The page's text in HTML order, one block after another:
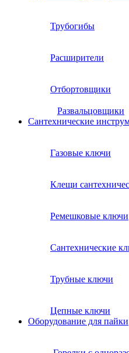
Трубогибы
Расширители
Отбортовщики
Развальцовщики
Сантехнические
Газовые ключи
Клещи
Ремешковые ключи
Сантехнические
Трубные ключи
Цепные ключи
Оборудование для пайки